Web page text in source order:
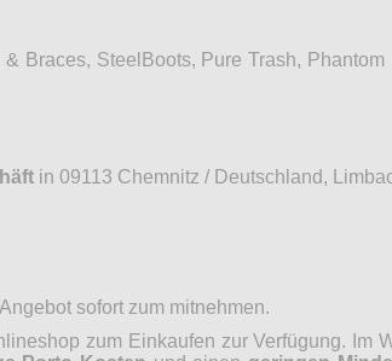
Braces, SteelBoots, Pure Trash,
in 09113 Chemnitz / Deutschland,
sofort zum mitnehmen.
zum Einkaufen zur Verfügung. Im